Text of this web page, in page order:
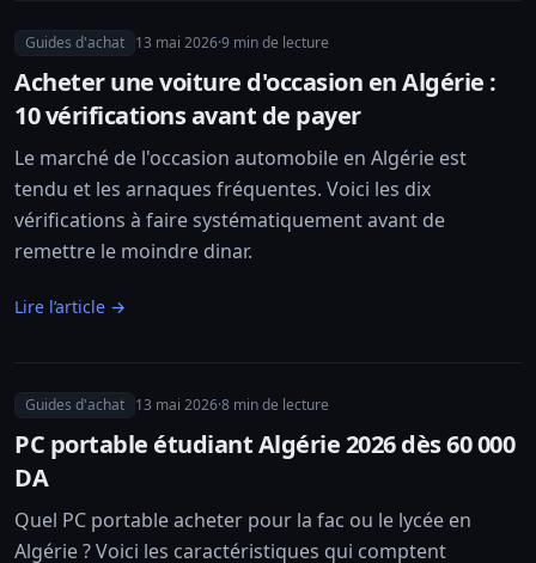
Guides d'achat 13 mai 2026·9 min de lecture
Acheter une voiture d'occasion en Algérie :
10 vérifications avant de payer
Le marché de l'occasion automobile en Algérie est
tendu et les arnaques fréquentes. Voici les dix
vérifications à faire systématiquement avant de
remettre le moindre dinar.
Lire l’article →
Guides d'achat 13 mai 2026·8 min de lecture
PC portable étudiant Algérie 2026 dès 60 000
DA
Quel PC portable acheter pour la fac ou le lycée en
Algérie ? Voici les caractéristiques qui comptent